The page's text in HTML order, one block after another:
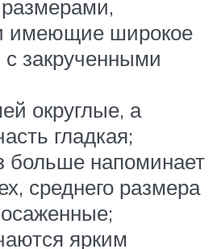
имеющие широкое
с закрученными
округлые, а
гладкая;
больше напоминает
среднего размера
ярким